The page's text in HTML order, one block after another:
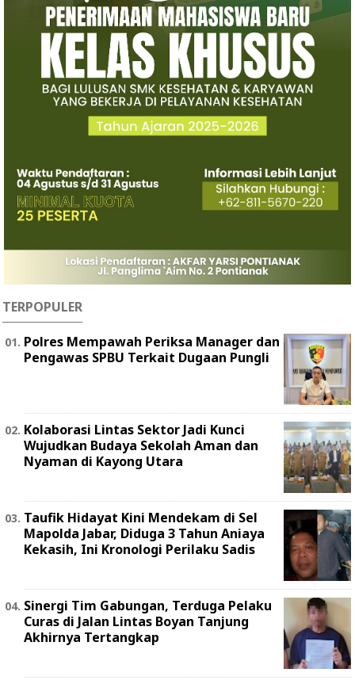
TERPOPULER
Polres Mempawah Periksa Manager dan
Pengawas SPBU Terkait Dugaan Pungli
Kolaborasi Lintas Sektor Jadi Kunci
Wujudkan Budaya Sekolah Aman dan
Nyaman di Kayong Utara
Taufik Hidayat Kini Mendekam di Sel
Mapolda Jabar, Diduga 3 Tahun Aniaya
Kekasih, Ini Kronologi Perilaku Sadis
Sinergi Tim Gabungan, Terduga Pelaku
Curas di Jalan Lintas Boyan Tanjung
Akhirnya Tertangkap